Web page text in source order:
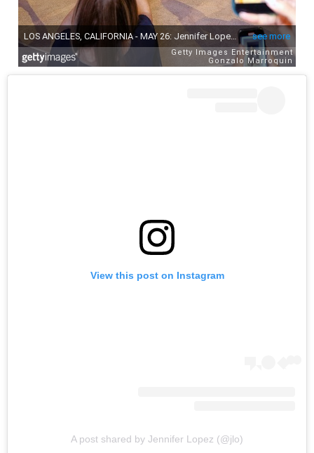
View this post on Instagram
A post shared by Jennifer Lopez (@jlo)